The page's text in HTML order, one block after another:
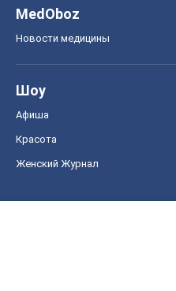
MedOboz
Новости медицины
Шоу
Афиша
Красота
Женский Журнал